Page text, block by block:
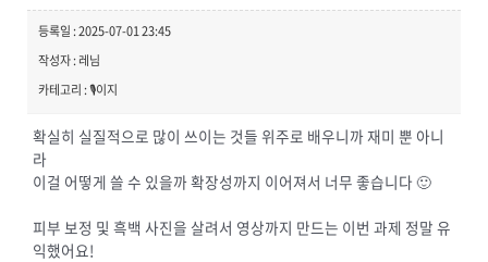
등록일 : 2025-07-01 23:45
작성자 : 레님
카테고리 : 🎙️이지
확실히 실질적으로 많이 쓰이는 것들 위주로 배우니까 재미 뿐 아니
라
이걸 어떻게 쓸 수 있을까 확장성까지 이어져서 너무 좋습니다 🙂
피부 보정 및 흑백 사진을 살려서 영상까지 만드는 이번 과제 정말 유
익했어요!